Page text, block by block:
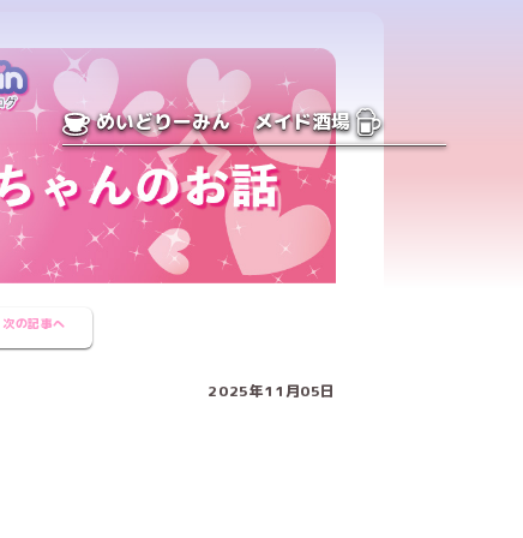
めいどりーみん メイド酒場
次の記事へ
2025年11月05日